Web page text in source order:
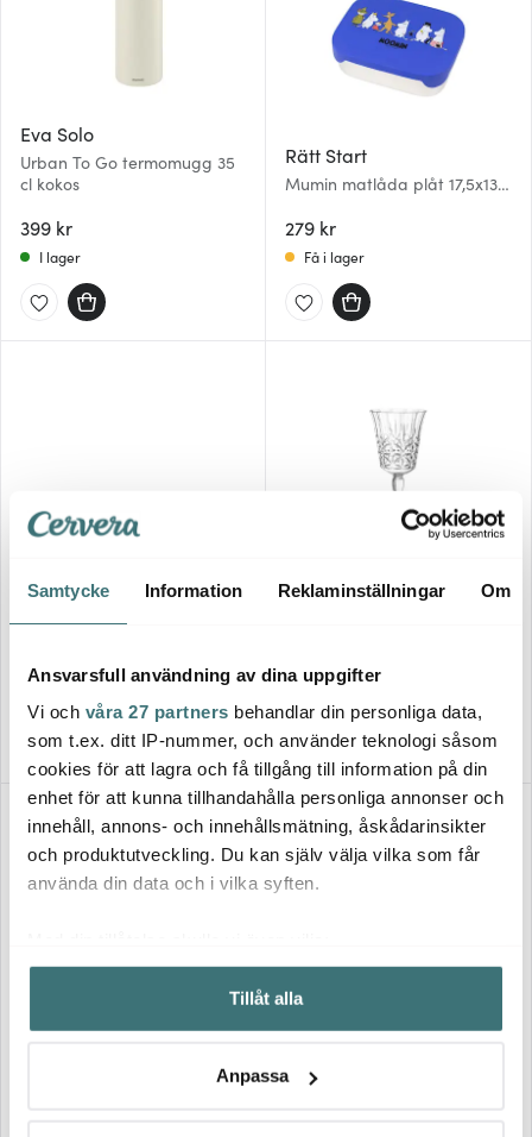
Samtycke Information Reklaminställningar Om
Ansvarsfull användning av dina uppgifter
Vi och våra 27 partners behandlar din personliga data,
som t.ex. ditt IP-nummer, och använder teknologi såsom
cookies för att lagra och få tillgång till information på din
enhet för att kunna tillhandahålla personliga annonser och
innehåll, annons- och innehållsmätning, åskådarinsikter
och produktutveckling. Du kan själv välja vilka som får
använda din data och i vilka syften.
Samla in information om din geografiska plats som
kan ha en noggrannhet på upp till flera meter
Identifiera din enhet genom att aktivt skanna den för
Ta reda på mer om hur dina personliga uppgifter
Tillåt alla
Anpassa
Eva Solo
Urban To Go termomugg 35
cl kokos
399 kr
I lager
Rätt Start
Mumin matlåda plåt 17,5x13,5
279 kr
Få i lager
Sagaform
Billi Vinglas 35 cl 4-pack Klar
299 kr
Stiernholm
89 kr
tumbler med sugrör 475 ml
smoke green